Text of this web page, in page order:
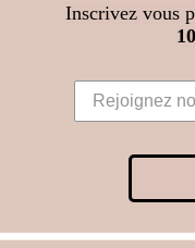
tache
Le
le retour
pas.
baskets
Inscrivez vous